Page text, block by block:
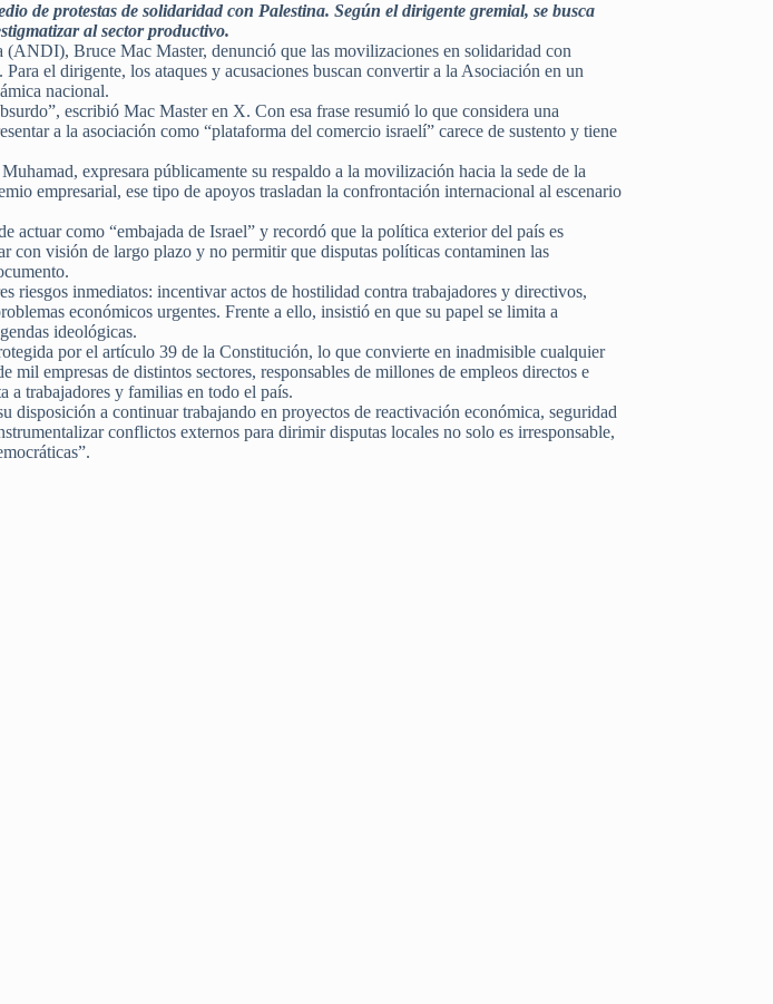
de protestas de solidaridad con Palestina. Según el dirigente gremial, se busca
al sector productivo.
Bruce Mac Master, denunció que las movilizaciones en solidaridad con
el dirigente, los ataques y acusaciones buscan convertir a la Asociación en un
nacional.
escribió Mac Master en X. Con esa frase resumió lo que considera una
a la asociación como “plataforma del comercio israelí” carece de sustento y tiene
expresara públicamente su respaldo a la movilización hacia la sede de la
empresarial, ese tipo de apoyos trasladan la confrontación internacional al escenario
actuar como “embajada de Israel” y recordó que la política exterior del país es
con visión de largo plazo y no permitir que disputas políticas contaminen las
riesgos inmediatos: incentivar actos de hostilidad contra trabajadores y directivos,
económicos urgentes. Frente a ello, insistió en que su papel se limita a
ideológicas.
por el artículo 39 de la Constitución, lo que convierte en inadmisible cualquier
empresas de distintos sectores, responsables de millones de empleos directos e
a trabajadores y familias en todo el país.
disposición a continuar trabajando en proyectos de reactivación económica, seguridad
conflictos externos para dirimir disputas locales no solo es irresponsable,